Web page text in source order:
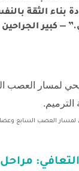
بناء الثقة
— كبير الجراحين
العصب السابع
مراحل